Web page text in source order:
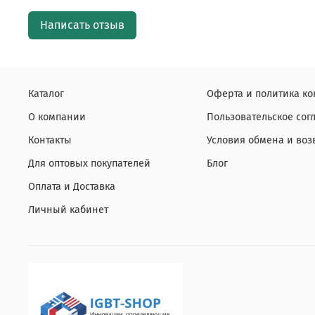
Написать отзыв
Каталог
О компании
Контакты
Для оптовых покупателей
Оплата и Доставка
Личный кабинет
Оферта и политика
Пользовательское
Условия обмена и
Блог